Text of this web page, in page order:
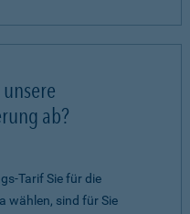
ab?
Tarif Sie für die
wählen, sind für Sie